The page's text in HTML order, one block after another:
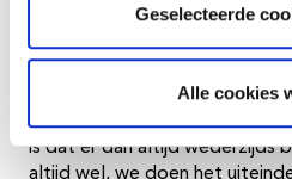
Geselecteerde
Alle cookies
plaatse kwam stond het echt
brandweervoertuigen. Omdat
slachtoffers naar buiten
aan- en afvoer route
ambulances doorheen
is dat er dan altijd wederzijds
altijd wel, we doen het